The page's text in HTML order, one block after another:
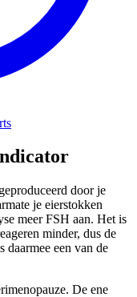
door je
je eierstokken
meer FSH aan. Het is
minder, dus de
een van de
De ene